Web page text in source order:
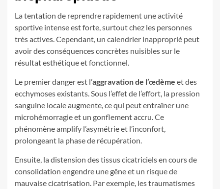
La tentation de reprendre rapidement une activité
sportive intense est forte, surtout chez les personnes
très actives. Cependant, un calendrier inapproprié peut
avoir des conséquences concrètes nuisibles sur le
résultat esthétique et fonctionnel.
Le premier danger est l’aggravation de l’œdème et des
ecchymoses existants. Sous l’effet de l’effort, la pression
sanguine locale augmente, ce qui peut entraîner une
microhémorragie et un gonflement accru. Ce
phénomène amplify l’asymétrie et l’inconfort,
prolongeant la phase de récupération.
Ensuite, la distension des tissus cicatriciels en cours de
consolidation engendre une gêne et un risque de
mauvaise cicatrisation. Par exemple, les traumatismes